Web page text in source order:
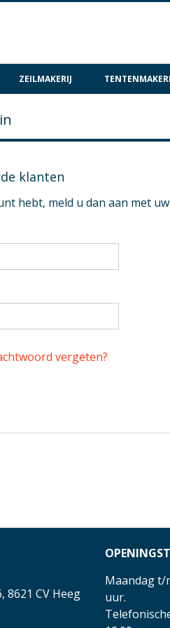
ZEILMAKERIJ
klanten
hebt, meld u dan aan met
vergeten?
8621 CV Heeg
Maandag t/
uur.